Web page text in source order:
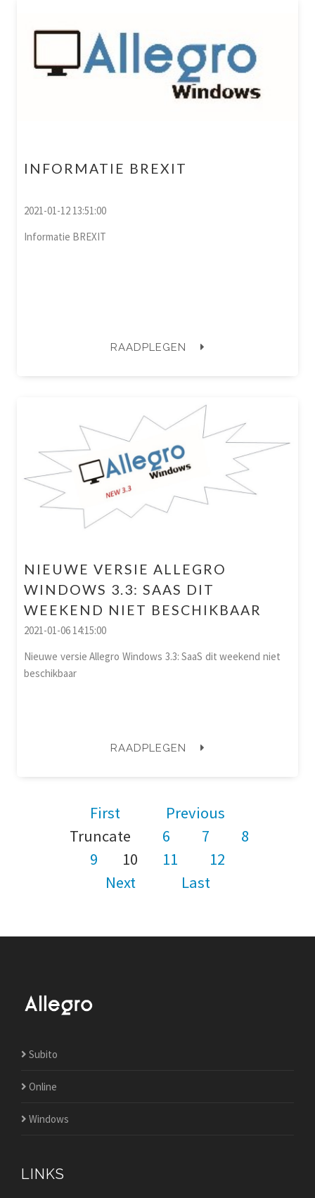
INFORMATIE BREXIT
2021-01-12 13:51:00
Informatie BREXIT
RAADPLEGEN
NIEUWE VERSIE ALLEGRO
WINDOWS 3.3: SAAS DIT
WEEKEND NIET BESCHIKBAAR
2021-01-06 14:15:00
Nieuwe versie Allegro Windows 3.3: SaaS dit weekend niet
beschikbaar
RAADPLEGEN
First
Previous
Truncate
6 7
8
9
10 11
12
Next
Last
Subito
Online
Windows
LINKS